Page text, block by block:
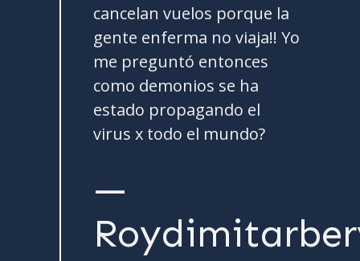
cancelan vuelos porque la
gente enferma no viaja!! Yo
me preguntó entonces
como demonios se ha
estado propagando el
virus x todo el mundo?
—